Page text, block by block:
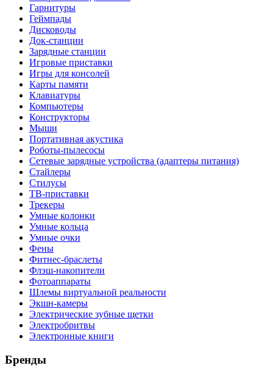
Гарнитуры
Геймпады
Дисководы
Док-станции
Зарядные станции
Игровые приставки
Игры для консолей
Карты памяти
Клавиатуры
Компьютеры
Конструкторы
Мыши
Портативная акустика
Роботы-пылесосы
Сетевые зарядные устройства (адаптеры питания)
Стайлеры
Стилусы
ТВ-приставки
Трекеры
Умные колонки
Умные кольца
Умные очки
Фены
Фитнес-браслеты
Флэш-накопители
Фотоаппараты
Шлемы виртуальной реальности
Экшн-камеры
Электрические зубные щетки
Электробритвы
Электронные книги
Бренды